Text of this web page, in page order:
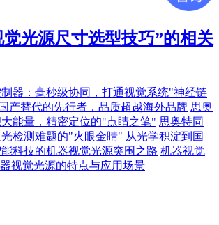
光源尺寸选型技巧”的相关
器：毫秒级协同，打通视觉系统"神经链
产替代的先行者，品质超越海外品牌 思奥
能量，精密定位的"点睛之笔" 思奥特同
检测难题的"火眼金睛" 从光学积淀到国
科技的机器视觉光源突围之路 机器视觉
视觉光源的特点与应用场景